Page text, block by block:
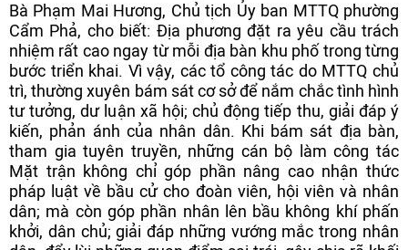
Bà Phạm Mai Hương, Chủ tịch Ủy ban MTTQ phường
Cẩm Phả, cho biết: Địa phương đặt ra yêu cầu trách
nhiệm rất cao ngay từ mỗi địa bàn khu phố trong từng
bước triển khai. Vì vậy, các tổ công tác do MTTQ chủ
trì, thường xuyên bám sát cơ sở để nắm chắc tình hình
tư tưởng, dư luận xã hội; chủ động tiếp thu, giải đáp ý
kiến, phản ánh của nhân dân. Khi bám sát địa bàn,
tham gia tuyên truyền, những cán bộ làm công tác
Mặt trận không chỉ góp phần nâng cao nhận thức
pháp luật về bầu cử cho đoàn viên, hội viên và nhân
dân; mà còn góp phần nhân lên bầu không khí phấn
khởi, dân chủ; giải đáp những vướng mắc trong nhân